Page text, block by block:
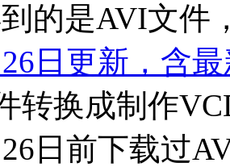
的是AVI文件
日更新，含
转换成制作
日前下载过